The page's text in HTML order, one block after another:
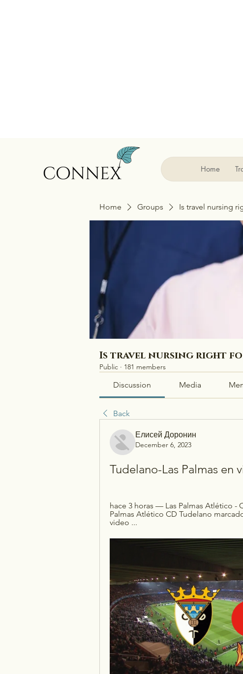
Home
Home Groups Is travel nursing
Is travel nursing right
Public · 181 members
Discussion Media
Back
Елисей Доронин
December 6, 2023
Tudelano-Las Palmas en
hace 3 horas — Las Palmas Atlético -
Palmas Atlético CD Tudelano
video ...